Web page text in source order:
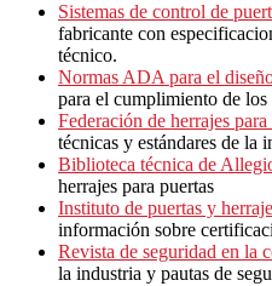
Sistemas de control de
fabricante con
técnico.
Normas ADA para el
para el cumplimiento de los
Federación de herrajes para
técnicas y estándares de la
Biblioteca técnica de
herrajes para puertas
Instituto de puertas y
información sobre
Revista de seguridad en la
la industria y pautas de